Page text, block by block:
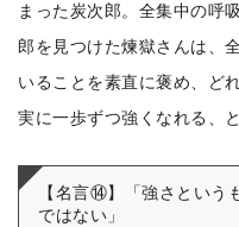
まった炭次郎。全集中の呼
郎を見つけた煉獄さんは、
いることを素直に褒め、ど
実に一歩ずつ強くなれる、
【名言⑭】「強さという
ではない」